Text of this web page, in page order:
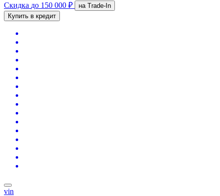
Скидка до 150 000 ₽
на Trade-In
Купить в кредит
vin